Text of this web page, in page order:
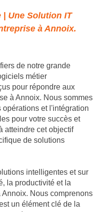
Une Solution IT
à Annoix.
de notre grande
métier
pour répondre aux
à Annoix. Nous sommes
et l'intégration
pour votre succès et
atteindre cet objectif
de solutions
intelligentes et sur
la productivité et la
Nous comprenons
un élément clé de la